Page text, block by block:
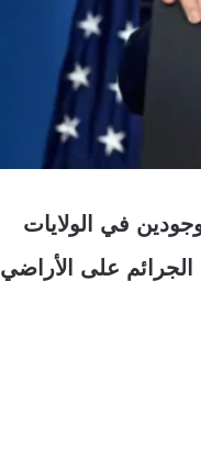
في الولايات
ارتكبوا بعض الجرائم على الأراضي